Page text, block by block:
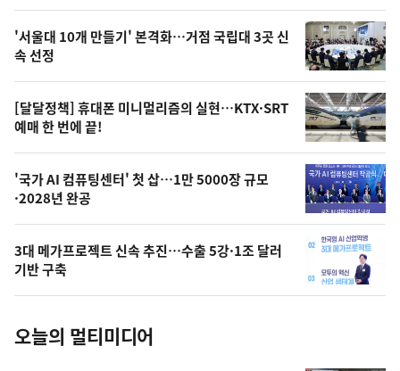
오
늘
의
영
상
오
늘
사
진
스
'서울대 10개 만들기' 본격화…거점 국립대 3곳 신
속 선정
[달달정책] 휴대폰 미니멀리즘의 실현…KTX·SRT
예매 한 번에 끝!
'국가 AI 컴퓨팅센터' 첫 삽…1만 5000장 규모
·2028년 완공
3대 메가프로젝트 신속 추진…수출 5강·1조 달러
기반 구축
오늘의 멀티미디어